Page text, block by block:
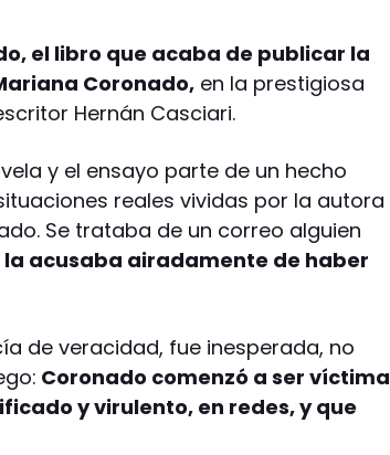
el libro que acaba de publicar la
Coronado, en la prestigiosa
Hernán Casciari.
y el ensayo parte de un hecho
reales vividas por la autora
Se trataba de un correo alguien
la acusaba airadamente de haber
de veracidad, fue inesperada, no
Coronado comenzó a ser víctima
y virulento, en redes, y que